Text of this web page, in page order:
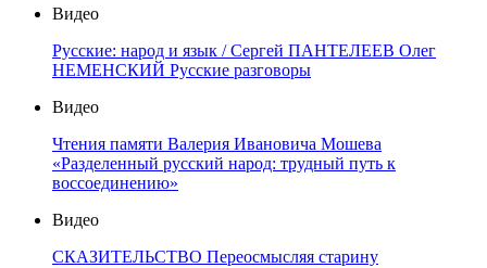
Видео
Русские: народ и язык / Сергей ПАНТЕЛЕЕВ Олег
НЕМЕНСКИЙ Русские разговоры
Видео
Чтения памяти Валерия Ивановича Мошева
«Разделенный русский народ: трудный путь к
воссоединению»
Видео
СКАЗИТЕЛЬСТВО Переосмысляя старину